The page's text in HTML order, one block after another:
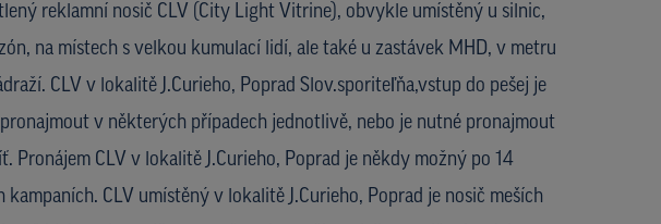
reklamní nosič CLV (City Light Vitrine), obvykle umístěný u silnic,
na místech s velkou kumulací lidí, ale také u zastávek MHD, v metru
CLV v lokalitě J.Curieho, Poprad Slov.sporiteľňa,vstup do pešej je
v některých případech jednotlivě, nebo je nutné pronajmout
Pronájem CLV v lokalitě J.Curieho, Poprad je někdy možný po 14
kampaních. CLV umístěný v lokalitě J.Curieho, Poprad je nosič meších